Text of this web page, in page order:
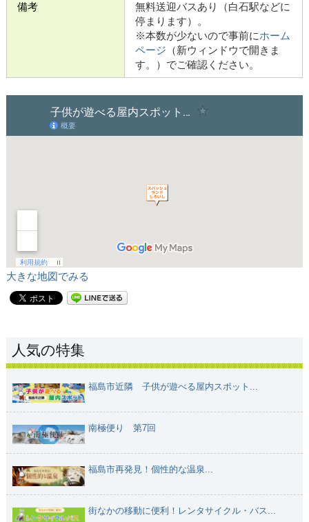
備考
無料送迎バスあり（白石駅などに
停まります）。
※本数が少ないので事前にホーム
ページ （新ウィンドウで開きま
す。）でご確認ください。
大きな地図でみる
人気の特集
福島市近隣 子供が遊べる屋内スポット...
南極便り 第7回
福島市再発見！個性的な温泉...
街なかの移動に便利！レンタサイクル・バス...